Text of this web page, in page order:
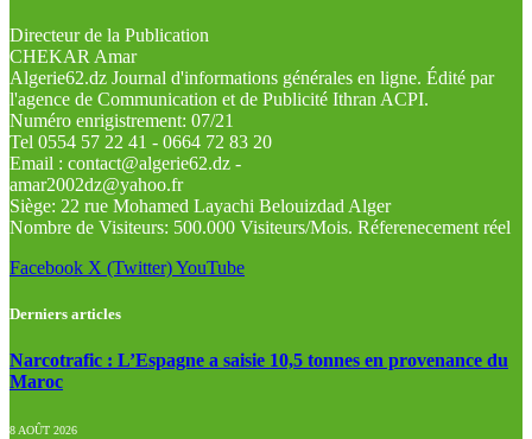
Directeur de la Publication
CHEKAR Amar
Algerie62.dz Journal d'informations générales en ligne. Édité par
l'agence de Communication et de Publicité Ithran ACPI.
Numéro enrigistrement: 07/21
Tel 0554 57 22 41 - 0664 72 83 20
Email : contact@algerie62.dz -
amar2002dz@yahoo.fr
Siège: 22 rue Mohamed Layachi Belouizdad Alger
Nombre de Visiteurs: 500.000 Visiteurs/Mois. Réferenecement réel
Facebook X (Twitter)YouTube
Derniers articles
Narcotrafic : L’Espagne a saisie 10,5 tonnes en provenance du
Maroc
8 AOÛT 2026